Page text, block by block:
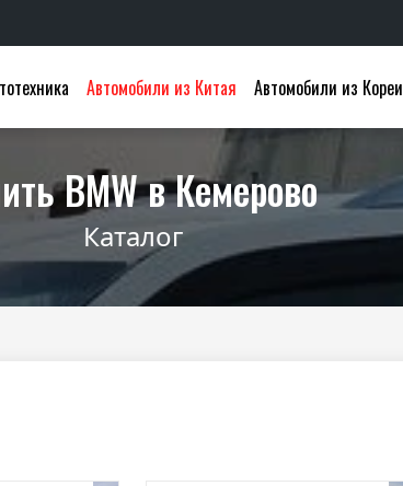
Автомобили из Китая Автомобили из Кореи
BMW в Кемерово
Каталог